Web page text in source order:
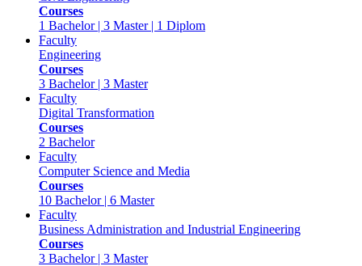
Courses
1 Bachelor | 3 Master | 1 Diplom
Faculty
Engineering
Courses
3 Bachelor | 3 Master
Faculty
Digital Transformation
Courses
2 Bachelor
Faculty
Computer Science and Media
Courses
10 Bachelor | 6 Master
Faculty
Business Administration and Industrial Engineering
Courses
3 Bachelor | 3 Master